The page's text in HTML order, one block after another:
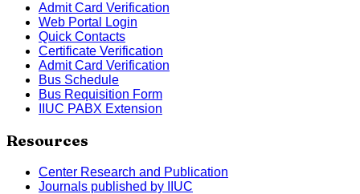
Admit Card Verification
Web Portal Login
Quick Contacts
Certificate Verification
Admit Card Verification
Bus Schedule
Bus Requisition Form
IIUC PABX Extension
Resources
Center Research and Publication
Journals published by IIUC